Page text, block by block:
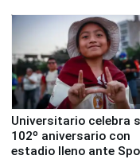
Universitario celebra
102º aniversario con
estadio lleno ante